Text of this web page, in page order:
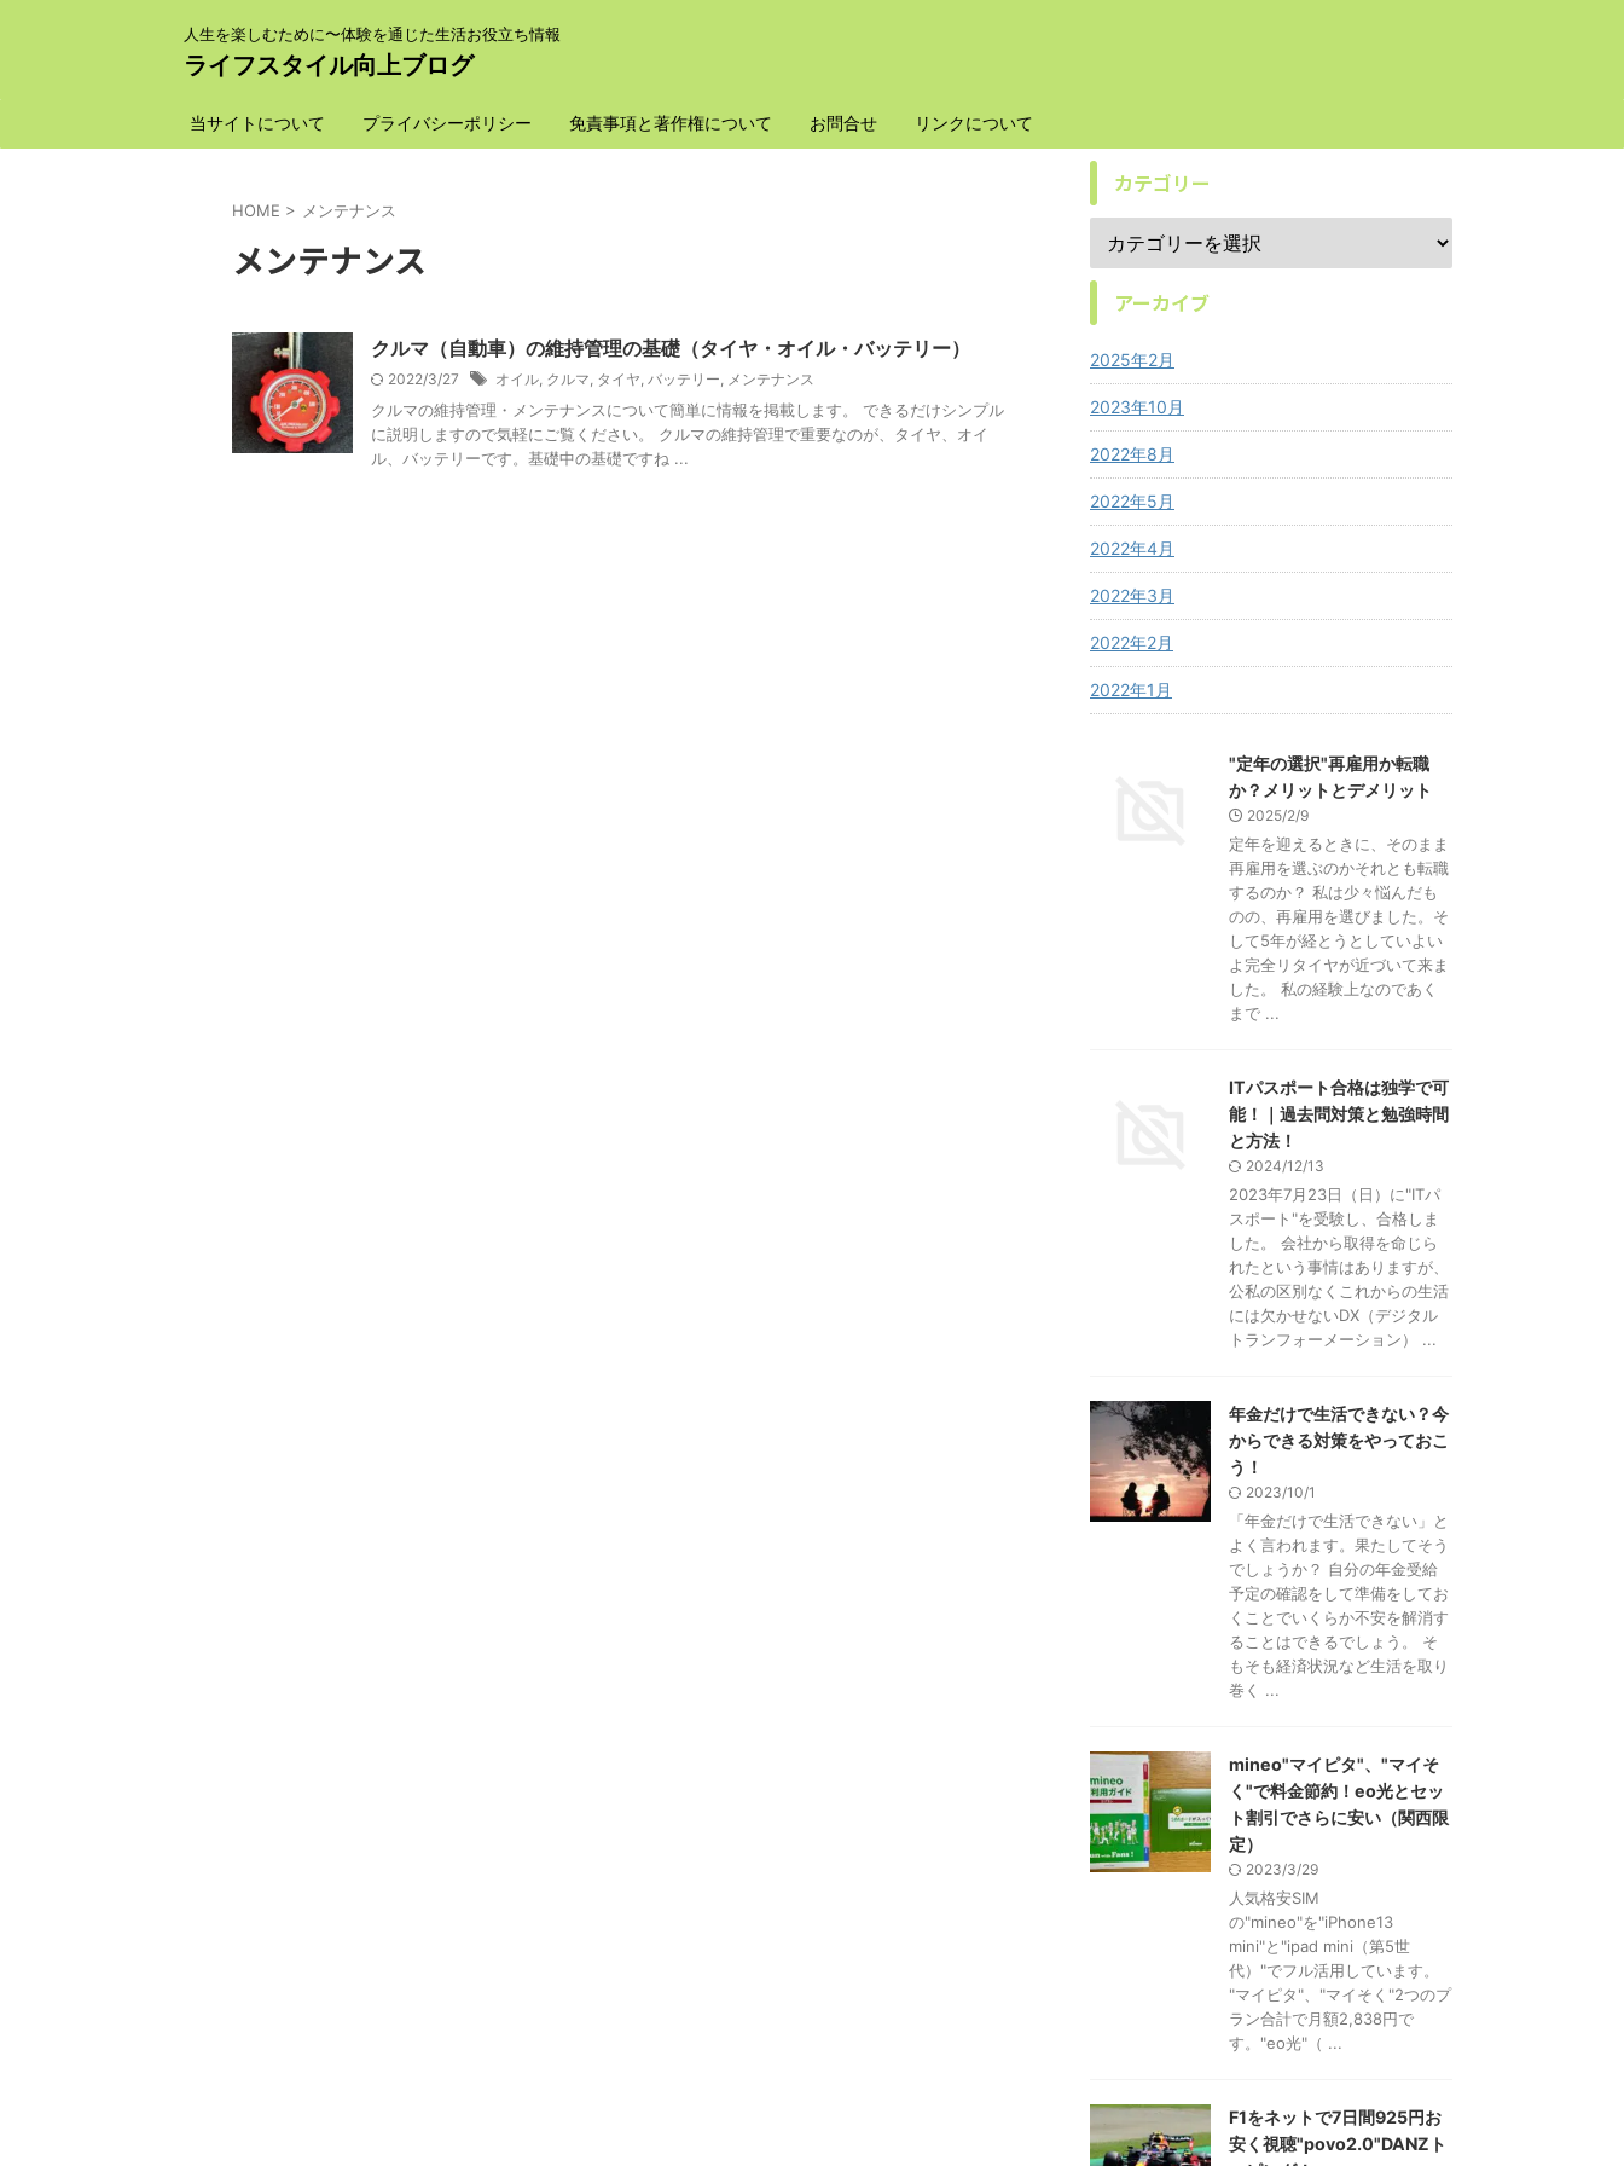
人生を楽しむために〜体験を通じた生活お役立ち情報
ライフスタイル向上ブログ
当サイトについて プライバシーポリシー 免責事項と著作権について お問合せ リンクについて
HOME > メンテナンス
メンテナンス
クルマ（自動車）の維持管理の基礎（タイヤ・オイル・バッテリー）
2022/3/27 オイル, クルマ, タイヤ, バッテリー, メンテナンス
クルマの維持管理・メンテナンスについて簡単に情報を掲載します。 できるだけシンプル
に説明しますので気軽にご覧ください。 クルマの維持管理で重要なのが、タイヤ、オイ
ル、バッテリーです。基礎中の基礎ですね ...
カテゴリー
アーカイブ
2025年2月
2023年10月
2022年8月
2022年5月
2022年4月
2022年3月
2022年2月
2022年1月
"定年の選択"再雇用か転職
か？メリットとデメリット
2025/2/9
定年を迎えるときに、そのまま
再雇用を選ぶのかそれとも転職
するのか？ 私は少々悩んだも
のの、再雇用を選びました。そ
して5年が経とうとしていよい
よ完全リタイヤが近づいて来ま
した。 私の経験上なのであく
まで ...
ITパスポート合格は独学で可
能！｜過去問対策と勉強時間
と方法！
2024/12/13
2023年7月23日（日）に"ITパ
スポート"を受験し、合格しま
した。 会社から取得を命じら
れたという事情はありますが、
公私の区別なくこれからの生活
には欠かせないDX（デジタル
トランフォーメーション） ...
年金だけで生活できない？今
からできる対策をやっておこ
う！
2023/10/1
「年金だけで生活できない」と
よく言われます。果たしてそう
でしょうか？ 自分の年金受給
予定の確認をして準備をしてお
くことでいくらか不安を解消す
ることはできるでしょう。 そ
もそも経済状況など生活を取り
巻く ...
mineo"マイピタ"、"マイそ
く"で料金節約！eo光とセッ
ト割引でさらに安い（関西限
定）
2023/3/29
人気格安SIM
の"mineo"を"iPhone13
mini"と"ipad mini（第5世
代）"でフル活用しています。
"マイピタ"、"マイそく"2つのプ
ラン合計で月額2,838円で
す。"eo光"（ ...
F1をネットで7日間925円お
安く視聴"povo2.0"DANZト